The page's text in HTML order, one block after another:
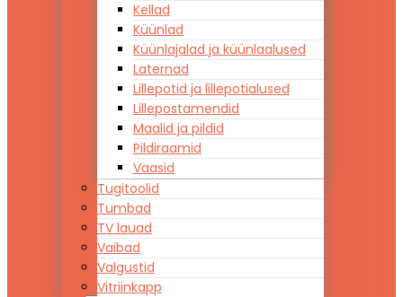
Kellad
Küünlad
Küünlajalad ja küünlaalused
Laternad
Lillepotid ja lillepotialused
Lillepostamendid
Maalid ja pildid
Pildiraamid
Vaasid
Tugitoolid
Tumbad
TV lauad
Vaibad
Valgustid
Vitriinkapp